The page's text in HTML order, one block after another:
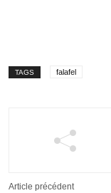
TAGS falafel
Article précédent